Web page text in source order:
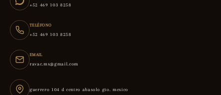
+52 469 103 8258
TELÉFONO
+52 469 103 8258
EMAIL
ravac.mx@gmail.com
guerrero 104 d centro abasolo gto. mexico